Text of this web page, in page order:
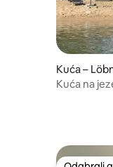
Kuća –
Kuća na